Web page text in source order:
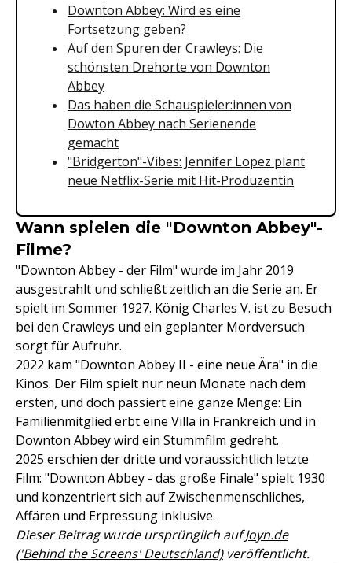
Downton Abbey: Wird es eine
Fortsetzung geben?
Auf den Spuren der Crawleys: Die
schönsten Drehorte von Downton
Abbey
Das haben die Schauspieler:innen von
Dowton Abbey nach Serienende
gemacht
"Bridgerton"-Vibes: Jennifer Lopez plant
neue Netflix-Serie mit Hit-Produzentin
Wann spielen die "Downton Abbey"-
Filme?
"Downton Abbey - der Film" wurde im Jahr 2019
ausgestrahlt und schließt zeitlich an die Serie an. Er
spielt im Sommer 1927. König Charles V. ist zu Besuch
bei den Crawleys und ein geplanter Mordversuch
sorgt für Aufruhr.
2022 kam "Downton Abbey II - eine neue Ära" in die
Kinos. Der Film spielt nur neun Monate nach dem
ersten, und doch passiert eine ganze Menge: Ein
Familienmitglied erbt eine Villa in Frankreich und in
Downton Abbey wird ein Stummfilm gedreht.
2025 erschien der dritte und voraussichtlich letzte
Film: "Downton Abbey - das große Finale" spielt 1930
und konzentriert sich auf Zwischenmenschliches,
Affären und Erpressung inklusive.
Dieser Beitrag wurde ursprünglich aufJoyn.de
('Behind the Screens' Deutschland)veröffentlicht.